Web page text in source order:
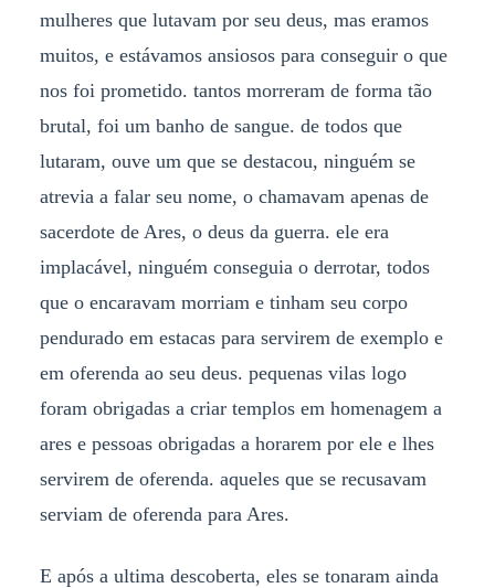
mulheres que lutavam por seu deus, mas eramos
muitos, e estávamos ansiosos para conseguir o que
nos foi prometido. tantos morreram de forma tão
brutal, foi um banho de sangue. de todos que
lutaram, ouve um que se destacou, ninguém se
atrevia a falar seu nome, o chamavam apenas de
sacerdote de Ares, o deus da guerra. ele era
implacável, ninguém conseguia o derrotar, todos
que o encaravam morriam e tinham seu corpo
pendurado em estacas para servirem de exemplo e
em oferenda ao seu deus. pequenas vilas logo
foram obrigadas a criar templos em homenagem a
ares e pessoas obrigadas a horarem por ele e lhes
servirem de oferenda. aqueles que se recusavam
serviam de oferenda para Ares.
E após a ultima descoberta, eles se tonaram ainda